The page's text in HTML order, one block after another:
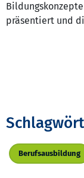
präsentiert und
Berufsausbildung